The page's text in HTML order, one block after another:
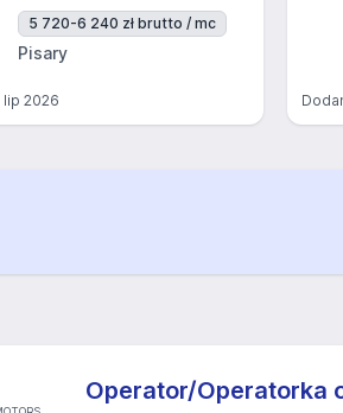
5 720-6 240 zł brutto / mc
Pisary
lip 2026
Operator/Operatorka